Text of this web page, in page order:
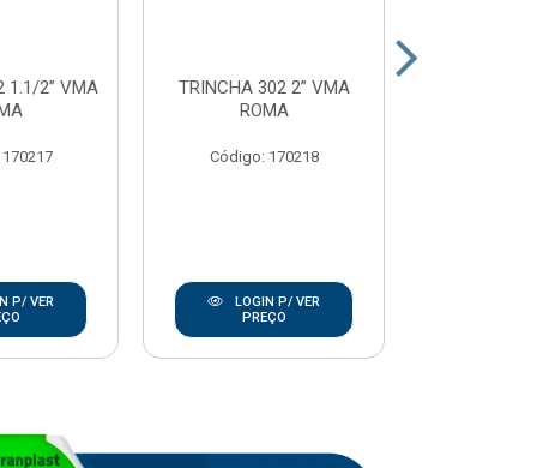
1.1/2” VMA
P/ VER
TRINCHA 302 2” VMA
ROMA
Código: 170218
LOGIN P/ VER
PREÇO